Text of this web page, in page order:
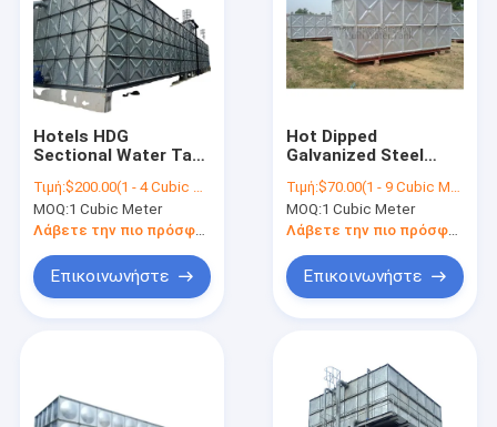
Hotels HDG
Sectional Water Tank
Price Rectangular
Hot-dipped
Galvanized Steel
Τιμή:$200.00(1 - 4 Cubic Meters) $150.00(5 - 9 Cubic Meters) $100.00(10 - 19 Cubic Meters) $60.00(>=20 Cubic Meters)
MOQ:1 Cubic Meter
Λάβετε την πιο πρόσφατη τιμή
Επικοινωνήστε
Hot Dipped
Galvanized Steel
Water Storage Tank
For HDG Rainwater
Irrigation Water
Equipment
Τιμή:$70.00(1 - 9 Cubic Meters) $60.00(>=10 Cubic Meters)
MOQ:1 Cubic Meter
Επικοινωνήστε